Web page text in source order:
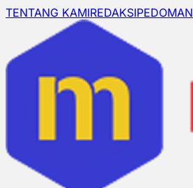
TENTANG KAMIREDAKSIPEDOMAN